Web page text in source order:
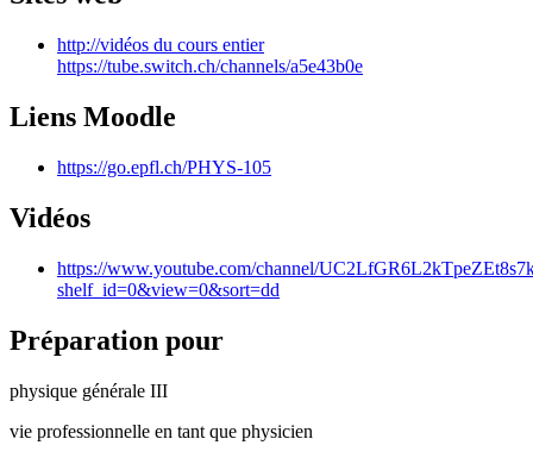
http://vidéos du cours entier
https://tube.switch.ch/channels/a5e43b0e
Liens Moodle
https://go.epfl.ch/PHYS-105
Vidéos
https://www.youtube.com/channel/
shelf_id=0&view=0&sort=dd
Préparation pour
physique générale III
vie professionnelle en tant que physicien